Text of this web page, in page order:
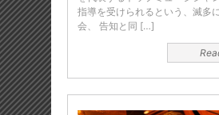
指導を受けられるという、滅多
会、 告知と同 […]